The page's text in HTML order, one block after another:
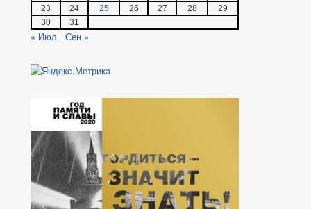
23
24 25 26 27 28
29
30
31
« Июл Сен »